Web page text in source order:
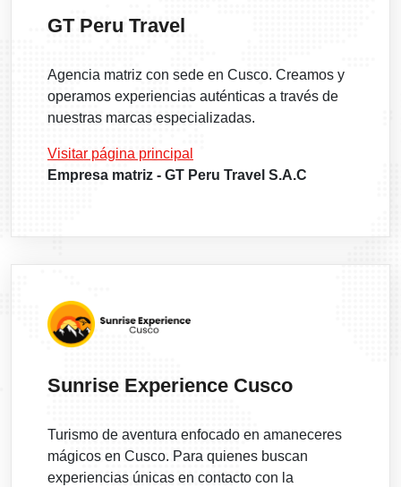
GT Peru Travel
Agencia matriz con sede en Cusco. Creamos y
operamos experiencias auténticas a través de
nuestras marcas especializadas.
Visitar página principal
Empresa matriz - GT Peru Travel S.A.C
Sunrise Experience Cusco
Turismo de aventura enfocado en amaneceres
mágicos en Cusco. Para quienes buscan
experiencias únicas en contacto con la